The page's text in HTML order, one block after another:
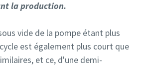
la production.
vide de la pompe étant plus
est également plus court que
et ce, d'une demi-